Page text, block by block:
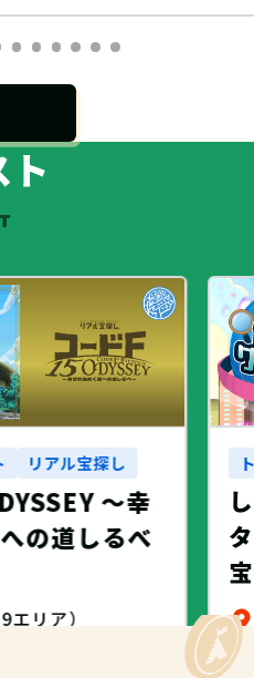
リアル宝探し
～幸
の道しるべ
リア）
宝